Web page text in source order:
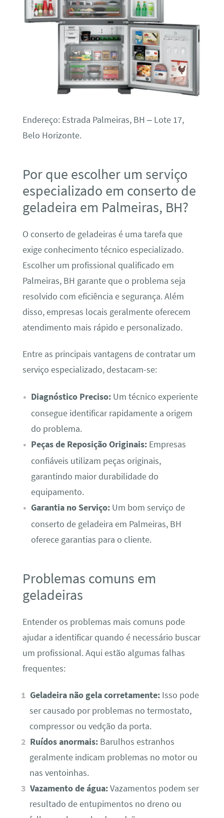
Endereço: Estrada Palmeiras, BH – Lote 17,
Belo Horizonte.
Por que escolher um serviço
especializado em conserto de
geladeira em Palmeiras, BH?
O conserto de geladeiras é uma tarefa que
exige conhecimento técnico especializado.
Escolher um profissional qualificado em
Palmeiras, BH garante que o problema seja
resolvido com eficiência e segurança. Além
disso, empresas locais geralmente oferecem
atendimento mais rápido e personalizado.
Entre as principais vantagens de contratar um
serviço especializado, destacam-se:
Diagnóstico Preciso:Um técnico experiente
consegue identificar rapidamente a origem
do problema.
Peças de Reposição Originais:Empresas
confiáveis utilizam peças originais,
garantindo maior durabilidade do
equipamento.
Garantia no Serviço:Um bom serviço de
conserto de geladeira em Palmeiras, BH
oferece garantias para o cliente.
Problemas comuns em
geladeiras
Entender os problemas mais comuns pode
ajudar a identificar quando é necessário buscar
um profissional. Aqui estão algumas falhas
frequentes:
Geladeira não gela corretamente: Isso pode
ser causado por problemas no termostato,
compressor ou vedção da porta.
Ruídos anormais: Barulhos estranhos
geralmente indicam problemas no motor ou
nas ventoinhas.
Vazamento de água:Vazamentos podem ser
resultado de entupimentos no dreno ou